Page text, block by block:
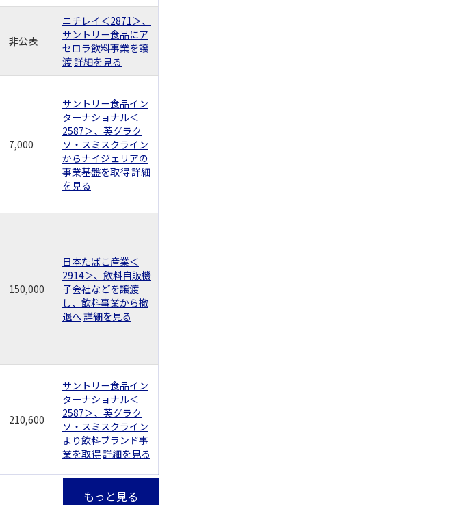
非公表
ニチレイ＜2871＞、
サントリー食品にア
セロラ飲料事業を譲
渡詳細を見る
7,000
サントリー食品イン
ターナショナル＜
2587＞、英グラク
ソ・スミスクライン
からナイジェリアの
事業基盤を取得詳細
を見る
150,000
日本たばこ産業＜
2914＞、飲料自販機
子会社などを譲渡
し、飲料事業から撤
退へ詳細を見る
210,600
サントリー食品イン
ターナショナル＜
2587＞、英グラク
ソ・スミスクライン
より飲料ブランド事
業を取得詳細を見る
もっと見る